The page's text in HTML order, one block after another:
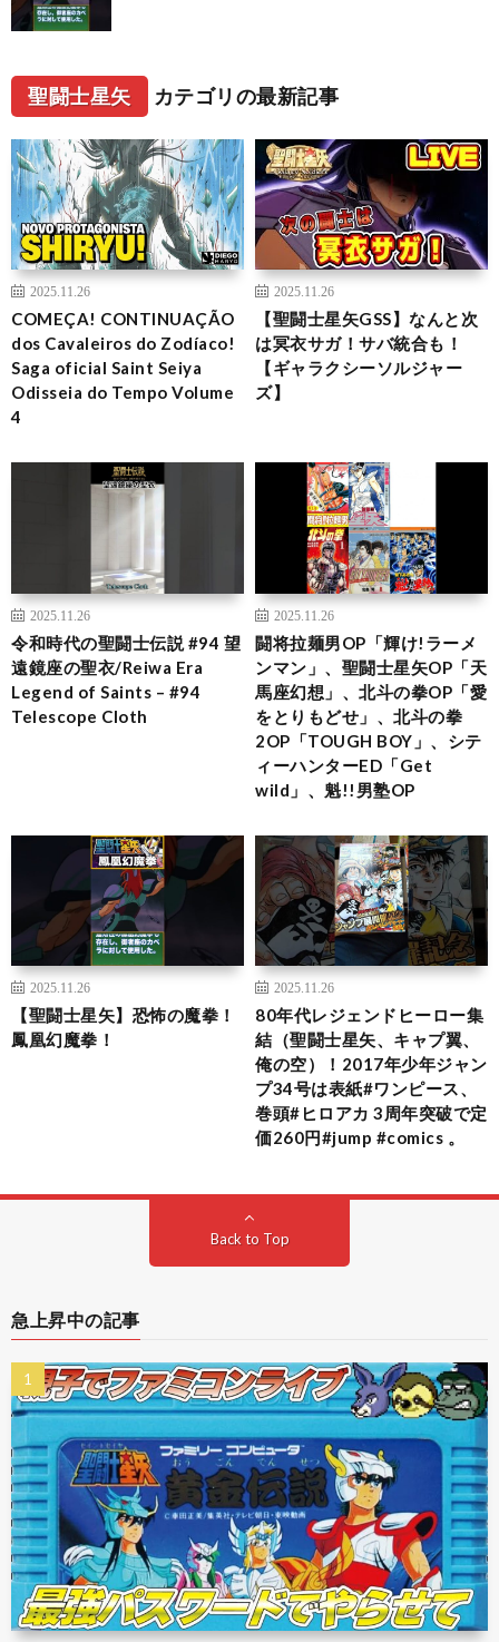
聖闘士星矢 カテゴリの最新記事
2025.11.26
COMEÇA! CONTINUAÇÃO
dos Cavaleiros do Zodíaco!
Saga oficial Saint Seiya
Odisseia do Tempo Volume
4
2025.11.26
【聖闘士星矢GSS】なんと次
は冥衣サガ！サバ統合も！
【ギャラクシーソルジャー
ズ】
2025.11.26
令和時代の聖闘士伝説 #94 望
遠鏡座の聖衣/Reiwa Era
Legend of Saints – #94
Telescope Cloth
2025.11.26
闘将拉麺男OP「輝け!ラーメ
ンマン」、聖闘士星矢OP「天
馬座幻想」、北斗の拳OP「愛
をとりもどせ」、北斗の拳
2OP「TOUGH BOY」、シテ
ィーハンターED「Get
wild」、魁!!男塾OP
2025.11.26
【聖闘士星矢】恐怖の魔拳！
鳳凰幻魔拳！
2025.11.26
80年代レジェンドヒーロー集
結（聖闘士星矢、キャプ翼、
俺の空）！2017年少年ジャン
プ34号は表紙#ワンピース、
巻頭#ヒロアカ 3周年突破で定
価260円#jump #comics 。
Back to Top
急上昇中の記事